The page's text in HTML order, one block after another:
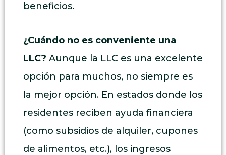
beneficios.
¿Cuándo no es conveniente una
LLC? Aunque la LLC es una excelente
opción para muchos, no siempre es
la mejor opción. En estados donde los
residentes reciben ayuda financiera
(como subsidios de alquiler, cupones
de alimentos, etc.), los ingresos